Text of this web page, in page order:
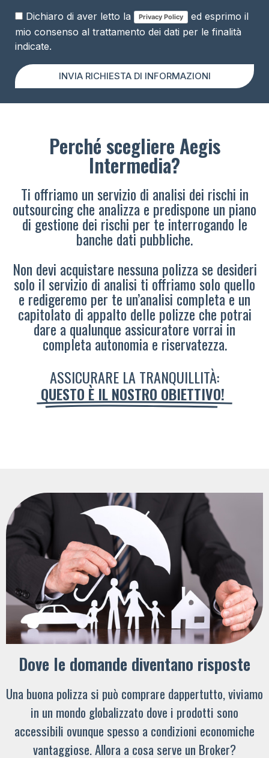
Dichiaro di aver letto la Privacy Policy
ed esprimo il
mio consenso al trattamento dei dati per le finalità
indicate.
INVIA RICHIESTA DI INFORMAZIONI
Perché scegliere Aegis
Intermedia?
Ti offriamo un servizio di analisi dei rischi in
outsourcing che analizza e predispone un piano
di gestione dei rischi per te interrogando le
banche dati pubbliche.
Non devi acquistare nessuna polizza se desideri
solo il servizio di analisi ti offriamo solo quello
e redigeremo per te un’analisi completa e un
capitolato di appalto delle polizze che potrai
dare a qualunque assicuratore vorrai in
completa autonomia e riservatezza.
ASSICURARE LA TRANQUILLITÀ:
QUESTO È IL NOSTRO OBIETTIVO!
Dove le domande diventano risposte
Una buona polizza si può comprare dappertutto, viviamo
in un mondo globalizzato dove i prodotti sono
accessibili ovunque spesso a condizioni economiche
vantaggiose. Allora a cosa serve un Broker?